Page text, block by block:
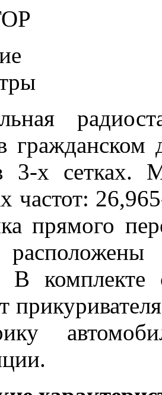
гражданском
3-х сетках.
частот:
прямого
комплекте